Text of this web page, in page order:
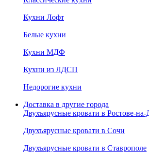
Кухни Лофт
Белые кухни
Кухни МДФ
Кухни из ЛДСП
Недорогие кухни
Доставка в другие города
Двухъярусные кровати в Ростове-
Двухъярусные кровати в Сочи
Двухъярусные кровати в Ставрополе